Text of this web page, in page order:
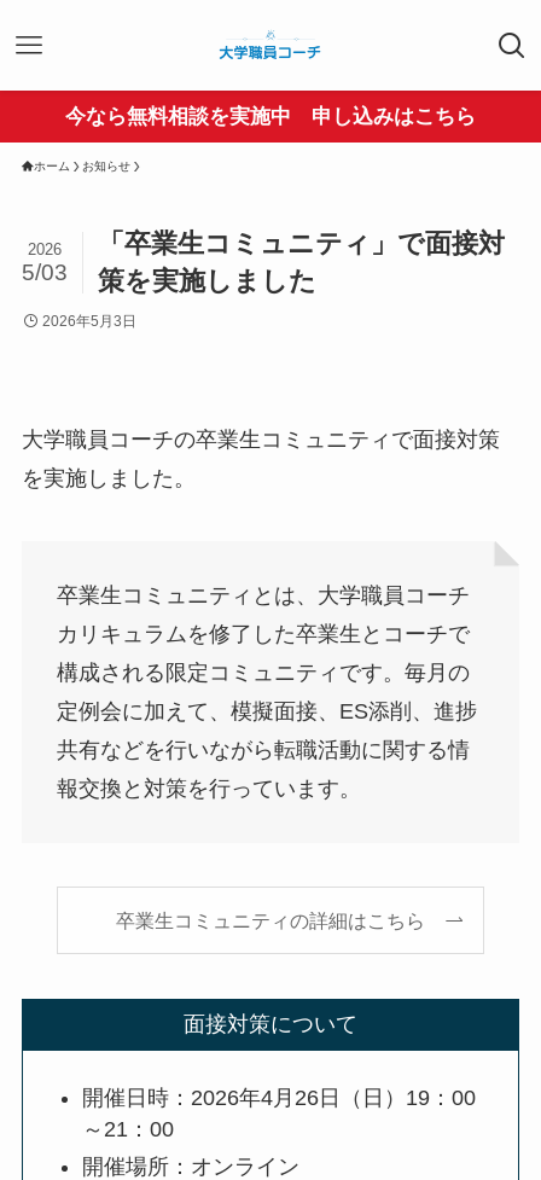
今なら無料相談を実施中 申し込みはこちら
ホーム お知らせ
「卒業生コミュニティ」で面接対
策を実施しました
2026
5/03
2026年5月3日
大学職員コーチの卒業生コミュニティで面接対策
を実施しました。
卒業生コミュニティとは、大学職員コーチ
カリキュラムを修了した卒業生とコーチで
構成される限定コミュニティです。毎月の
定例会に加えて、模擬面接、ES添削、進捗
共有などを行いながら転職活動に関する情
報交換と対策を行っています。
卒業生コミュニティの詳細はこちら
面接対策について
開催日時：2026年4月26日（日）19：00
～21：00
開催場所：オンライン